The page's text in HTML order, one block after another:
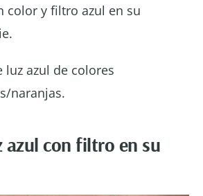
color y filtro azul en su
luz azul de colores
naranjas.
azul con filtro en su